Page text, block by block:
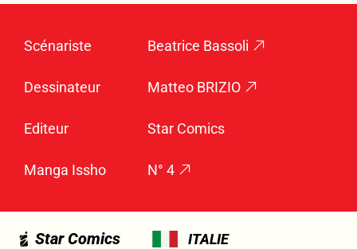
Scénariste Beatrice Bassoli
Dessinateur Matteo BRIZIO
Editeur Star Comics
Manga Issho N° 4
Star Comics ITALIE